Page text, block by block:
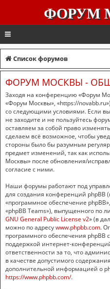
ФОРУМ
Список форумов
ФОРУМ МОСКВЫ -
Заходя на конференцию «Форум
«Форум Москвы», «https://
со следующими условиями. Если
не заходите и не пользуйтесь
оставляем за собой право
сделаем всё возможное, чтобы
стороны было бы разумным
предмет изменений, так как
Москвы» после обновления/
согласие с ними.
Наши форумы работают под
для создания конференций phpBB
«программное обеспечение
«phpBB Teams»), выпущенного по
GNU General Public License v2» (в
можно по адресуwww.phpbb.com.
программного обеспечения phpBB
поддержкой интернет-
ответственности за то, что
в качестве допустимого
дополнительной информацией о
https://www.phpbb.com/.